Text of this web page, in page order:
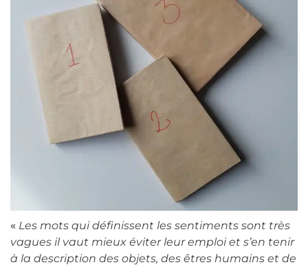
« Les mots qui définissent les sentiments sont très
vagues il vaut mieux éviter leur emploi et s’en tenir
à la description des objets, des êtres humains et de